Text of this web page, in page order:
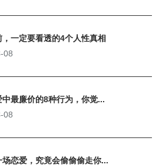
一定要看透的4个人性真相
08
中最廉价的8种行为，你觉...
08
场恋爱，究竟会偷偷偷走你...